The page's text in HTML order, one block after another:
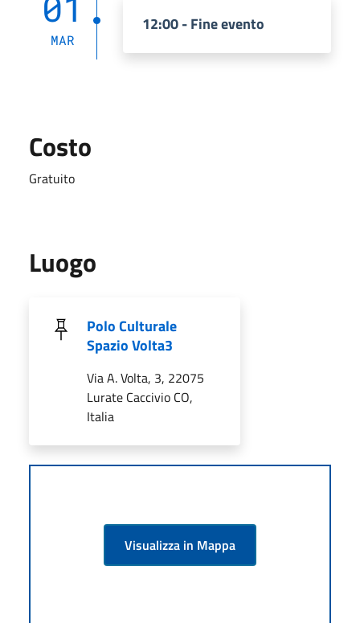
MAR
12:00 - Fine evento
Costo
Gratuito
Luogo
Polo Culturale
Spazio Volta3
Via A. Volta, 3, 22075
Lurate Caccivio CO,
Italia
Visualizza in Mappa